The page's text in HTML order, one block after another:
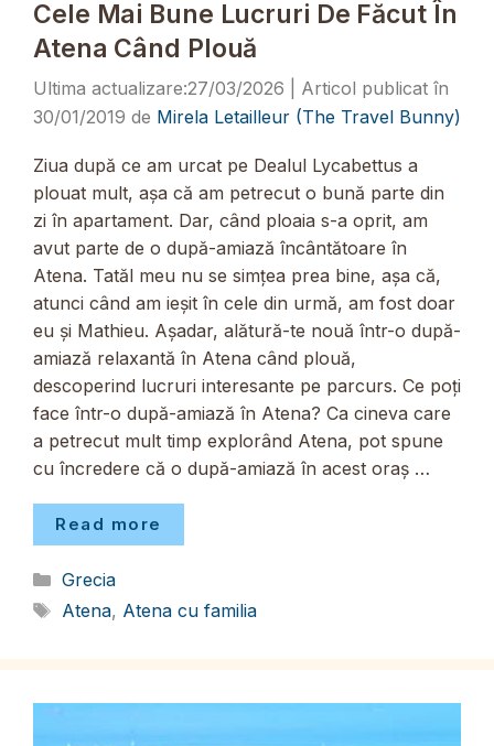
Cele Mai Bune Lucruri De Făcut În
Atena Când Plouă
27/03/2026
30/01/2019 de Mirela Letailleur (The Travel Bunny)
Ziua după ce am urcat pe Dealul Lycabettus a
plouat mult, așa că am petrecut o bună parte din
zi în apartament. Dar, când ploaia s-a oprit, am
avut parte de o după-amiază încântătoare în
Atena. Tatăl meu nu se simțea prea bine, așa că,
atunci când am ieșit în cele din urmă, am fost doar
eu și Mathieu. Așadar, alătură-te nouă într-o după-
amiază relaxantă în Atena când plouă,
descoperind lucruri interesante pe parcurs. Ce poți
face într-o după-amiază în Atena? Ca cineva care
a petrecut mult timp explorând Atena, pot spune
cu încredere că o după-amiază în acest oraș …
Read more
Categorii
Grecia
Etichete
Atena, Atena cu familia